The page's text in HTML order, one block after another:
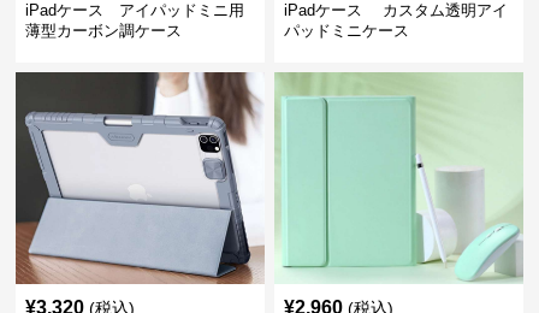
iPadケース アイパッドミニ用
薄型カーボン調ケース
iPadケース カスタム透明アイ
パッドミニケース
¥3,320 (税込) ¥2,960 (税込)